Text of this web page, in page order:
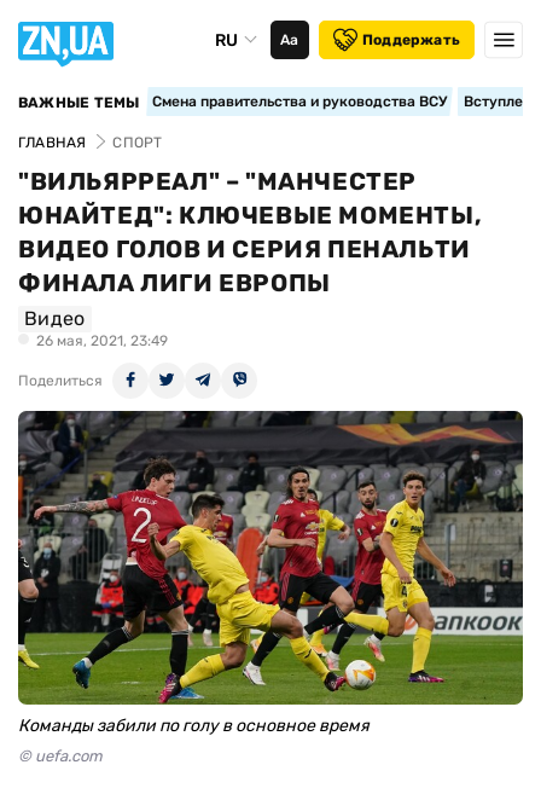
RU Аа Поддержать
ВАЖНЫЕ ТЕМЫ Смена правительства и руководства ВСУ
ГЛАВНАЯ СПОРТ
"ВИЛЬЯРРЕАЛ" – "МАНЧЕСТЕР
ЮНАЙТЕД": КЛЮЧЕВЫЕ МОМЕНТЫ,
ВИДЕО ГОЛОВ И СЕРИЯ ПЕНАЛЬТИ
ФИНАЛА ЛИГИ ЕВРОПЫ
Видео
26 мая, 2021, 23:49
Поделиться
Команды забили по голу в основное время
© uefa.com